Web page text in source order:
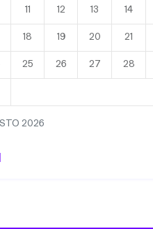
2026
11 12 13 14
18 19 20 21
25 26 27 28